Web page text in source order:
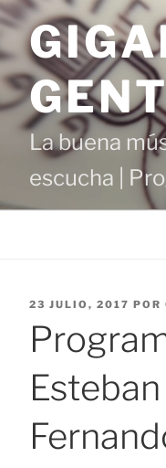
Saltar
contenido
La buena
escucha |
PUBLICADO
23 JULIO, 2017 POR